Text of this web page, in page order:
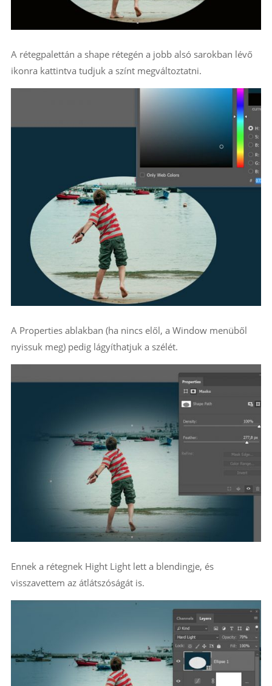
A rétegpalettán a shape rétegén a jobb alsó sarokban lévő
ikonra kattintva tudjuk a színt megváltoztatni.
A Properties ablakban (ha nincs elől, a Window menüből
nyissuk meg) pedig lágyíthatjuk a szélét.
Ennek a rétegnek Hight Light lett a blendingje, és
visszavettem az átlátszóságát is.